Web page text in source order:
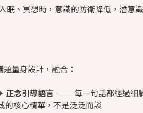
眠、冥想時，意識的防衛降低，潛
量身設計，融合：
正念引導語言── 每一句話都經過細
核心精華，不是泛泛而談